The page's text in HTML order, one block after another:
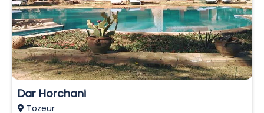
Dar Horchani
Tozeur